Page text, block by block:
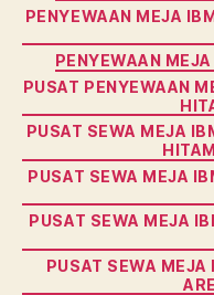
PENYEWAAN MEJA
PENYEWAAN
PUSAT PENYEWAAN
PUSAT SEWA MEJA
PUSAT SEWA MEJA
PUSAT SEWA MEJA
PUSAT SEWA MEJA